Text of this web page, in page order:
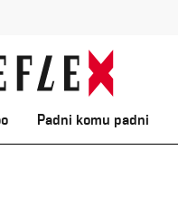
Padni komu padni